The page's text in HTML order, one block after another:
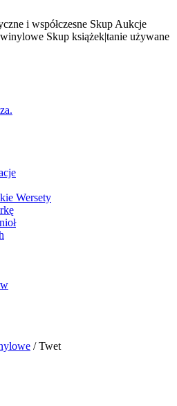
i współczesne Skup Aukcje
Skup książek|tanie używane
Wersety
/ Twet